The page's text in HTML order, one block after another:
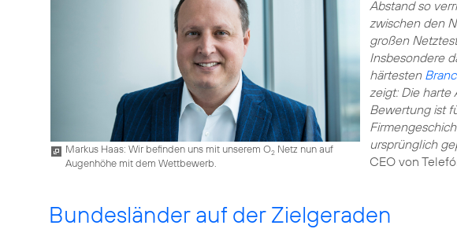
Markus Haas: Wir befinden uns mit unserem O2 Netz nun auf
Augenhöhe mit dem Wettbewerb.
Abstand so
zwischen den
großen
Insbesondere
härtesten
zeigt: Die harte
Bewertung ist
ursprünglich
CEO von
Bundesländer auf der Zielgeraden